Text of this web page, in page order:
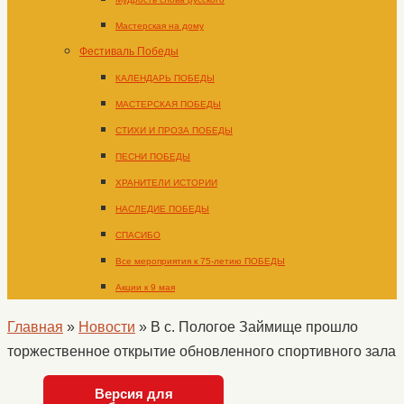
Мастерская на дому
Фестиваль Победы
КАЛЕНДАРЬ ПОБЕДЫ
МАСТЕРСКАЯ ПОБЕДЫ
СТИХИ И ПРОЗА ПОБЕДЫ
ПЕСНИ ПОБЕДЫ
ХРАНИТЕЛИ ИСТОРИИ
НАСЛЕДИЕ ПОБЕДЫ
СПАСИБО
Все мероприятия к 75-летию ПОБЕДЫ
Акции к 9 мая
Главная » Новости » В с. Пологое Займище прошло
торжественное открытие обновленного спортивного зала
Версия для